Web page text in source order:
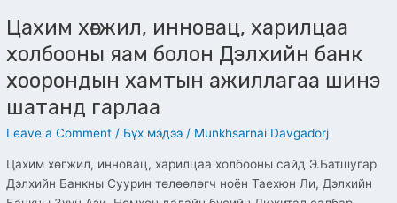
Цахим хөгжил, инновац, харилцаа
холбооны яам болон Дэлхийн банк
хоорондын хамтын ажиллагаа шинэ
шатанд гарлаа
Leave a Comment / Бүх мэдээ / Munkhsarnai Davgadorj
Цахим хөгжил, инновац, харилцаа холбооны сайд Э.Батшугар
Дэлхийн Банкны Суурин төлөөлөгч ноён Таехюн Ли, Дэлхийн